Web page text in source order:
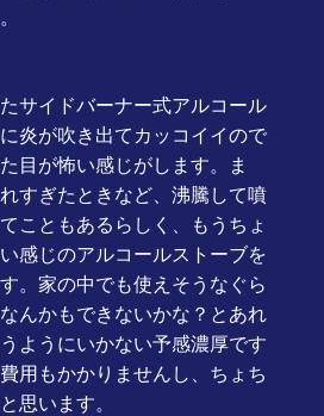
サイドバーナー式アルコール
炎が吹き出てカッコイイので
目が怖い感じがします。ま
すぎたときなど、沸騰して噴
こともあるらしく、もうちょ
感じのアルコールストーブを
。家の中でも使えそうなぐら
んかもできないかな？とあれ
ようにいかない予感濃厚です
用もかかりませんし、ちょち
思います。